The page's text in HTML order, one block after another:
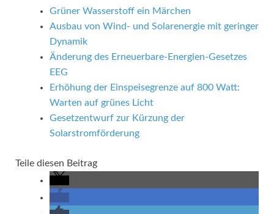
Grüner Wasserstoff ein Märchen
Ausbau von Wind- und Solarenergie mit geringer
Dynamik
Änderung des Erneuerbare-Energien-Gesetzes
EEG
Erhöhung der Einspeisegrenze auf 800 Watt:
Warten auf grünes Licht
Gesetzentwurf zur Kürzung der
Solarstromförderung
Teile diesen Beitrag